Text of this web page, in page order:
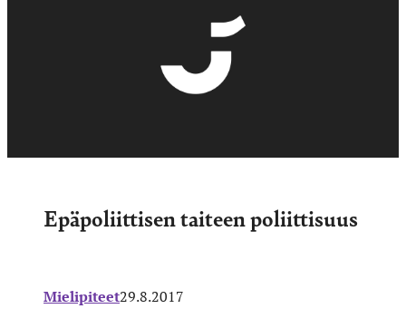
Epäpoliittisen taiteen poliittisuus
Mielipiteet29.8.2017